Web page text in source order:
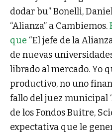
dodar bu” Bonelli,
“Alianza” a Cambiemos.
que “El jefe de la
de nuevas
librado al mercado. Yo
productivo, no uno
fallo del juez municipal
de los Fondos Buitre,
expectativa que le